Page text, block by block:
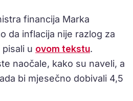
financija Marka
da inflacija nije razlog za
u ovom tekstu.
naočale, kako su naveli, a
bi mjesečno dobivali 4,5